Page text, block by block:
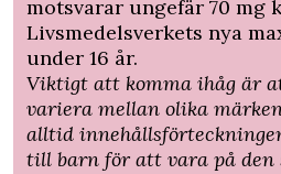
motsvarar ungefär 70 mg
Livsmedelsverkets nya
under 16 år.
Viktigt att komma ihåg är
variera mellan olika
alltid
till barn för att vara på den